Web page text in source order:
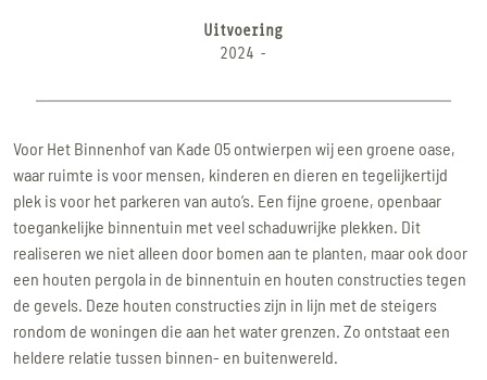
Uitvoering
2024 -
Voor Het Binnenhof van Kade 05 ontwierpen wij een groene oase,
waar ruimte is voor mensen, kinderen en dieren en tegelijkertijd
plek is voor het parkeren van auto’s. Een fijne groene, openbaar
toegankelijke binnentuin met veel schaduwrijke plekken. Dit
realiseren we niet alleen door bomen aan te planten, maar ook door
een houten pergola in de binnentuin en houten constructies tegen
de gevels. Deze houten constructies zijn in lijn met de steigers
rondom de woningen die aan het water grenzen. Zo ontstaat een
heldere relatie tussen binnen- en buitenwereld.